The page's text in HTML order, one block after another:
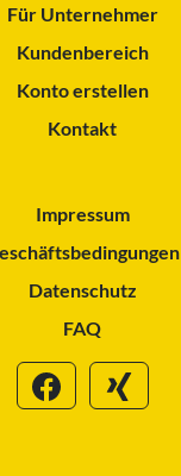
Für Unternehmer
Kundenbereich
Konto erstellen
Kontakt
Impressum
Datenschutz
FAQ